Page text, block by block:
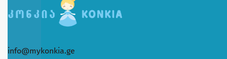
info@mykonkia.ge